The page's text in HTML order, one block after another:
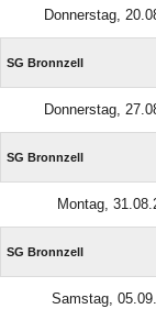
Donnerstag,
SG Bronnzell
Donnerstag,
SG Bronnzell
Montag,
SG Bronnzell
Samstag,